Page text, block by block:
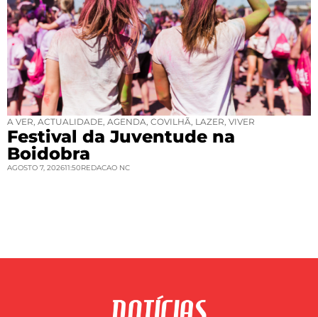
A VER ACTUALIDADE AGENDA COVILHÃ LAZER VIVER
Festival da Juventude na
Boidobra
AGOSTO 7, 202611:50REDACAO NC